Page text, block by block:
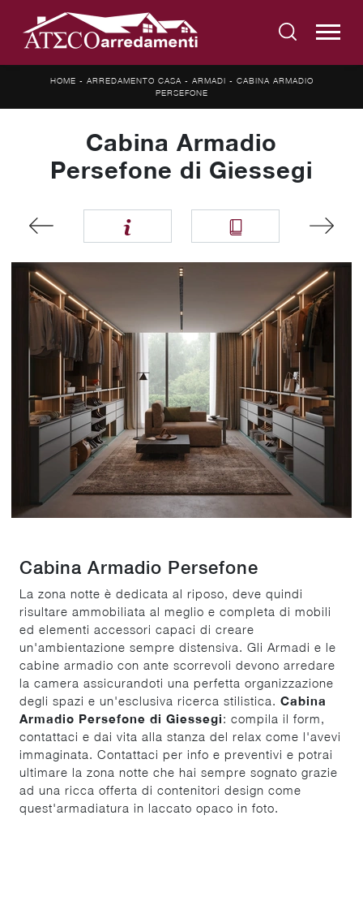
HOME - ARREDAMENTO CASA - ARMADI - CABINA ARMADIO
PERSEFONE
Cabina Armadio
Persefone di Giessegi
Cabina Armadio Persefone
La zona notte è dedicata al riposo, deve quindi
risultare ammobiliata al meglio e completa di mobili
ed elementi accessori capaci di creare
un'ambientazione sempre distensiva. Gli Armadi e le
cabine armadio con ante scorrevoli devono arredare
la camera assicurandoti una perfetta organizzazione
degli spazi e un'esclusiva ricerca stilistica. Cabina
Armadio Persefone di Giessegi: compila il form,
contattaci e dai vita alla stanza del relax come l'avevi
immaginata. Contattaci per info e preventivi e potrai
ultimare la zona notte che hai sempre sognato grazie
ad una ricca offerta di contenitori design come
quest'armadiatura in laccato opaco in foto.